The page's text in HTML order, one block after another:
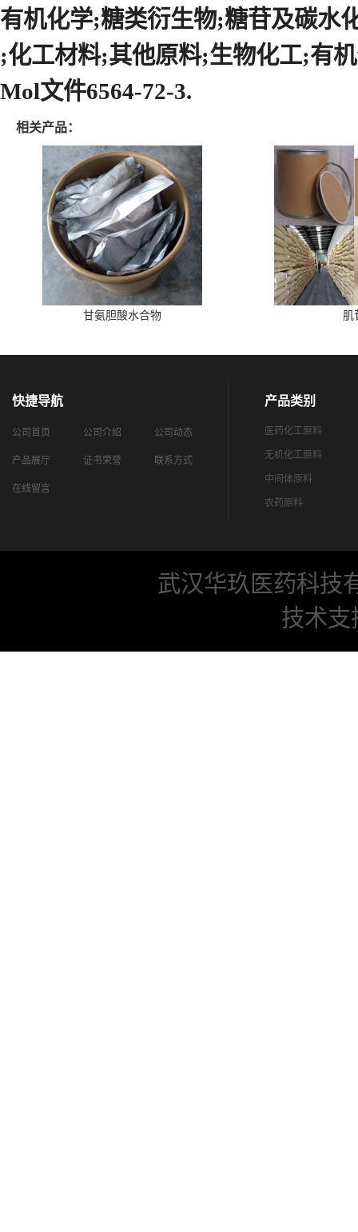
有机化学;糖类衍生物;糖苷及碳水
;化工材料;其他原料;生物化工;有
Mol文件6564-72-3.
相关产品：
甘氨胆酸水合物 肌
快捷导航
公司首页 公司介绍 公司动态
产品展厅 证书荣誉 联系方式
在线留言
产品类别
医药化工原料
无机化工原料
中间体原料
农药原料
武汉华玖医药科技
技术